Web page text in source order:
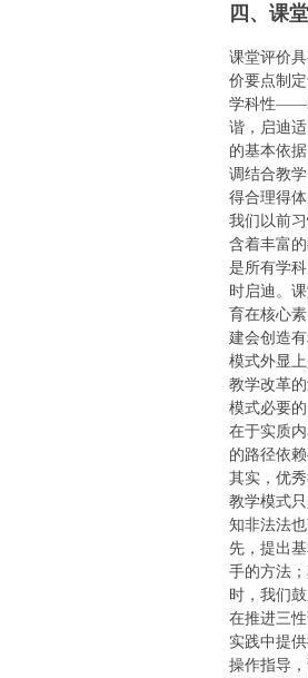
四、课
课堂评价
价要点制
学科性——
谐，启迪
的基本依
调结合教
得合理得
我们以前
含着丰富
是所有学
时启迪。
育在核心
建会创造
模式外显
教学改革
模式必要
在于实质
的路径依
其实，优
教学模式
知非法法
先，提出
手的方法
时，我们
在推进三
实践中提
操作指导